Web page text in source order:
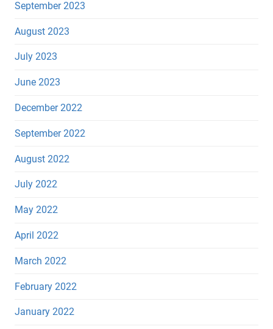
September 2023
August 2023
July 2023
June 2023
December 2022
September 2022
August 2022
July 2022
May 2022
April 2022
March 2022
February 2022
January 2022